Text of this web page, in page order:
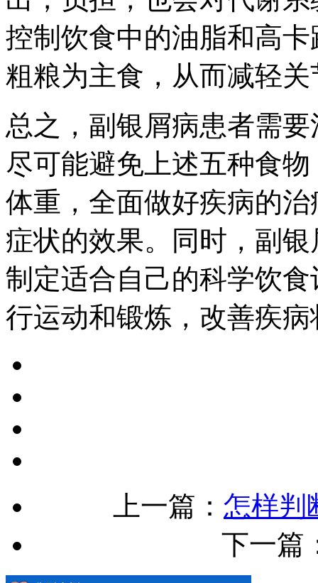
控制饮食中的油脂和高
粗粮为主食，从而减轻
总之，副银屑病患者需
尽可能避免上述五种食
体重，全面做好疾病的
症状的效果。同时，副
制定适合自己的科学饮
行运动和锻炼，改善疾
上一篇： 怎样判
下一篇